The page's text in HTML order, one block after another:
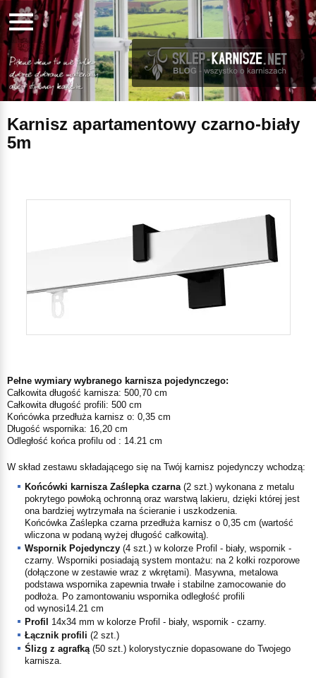
Karnisz apartamentowy czarno-biały
5m
Pełne wymiary wybranego karnisza pojedynczego:
Całkowita długość karnisza: 500,70 cm
Całkowita długość profili: 500 cm
Końcówka przedłuża karnisz o: 0,35 cm
Długość wspornika: 16,20 cm
Odległość końca profilu od : 14.21 cm
W skład zestawu składającego się na Twój karnisz pojedynczy wchodzą:
Końcówki karnisza Zaślepka czarna(2 szt.) wykonana z metalu
pokrytego powłoką ochronną oraz warstwą lakieru, dzięki której jest
ona bardziej wytrzymała na ścieranie i uszkodzenia.
Końcówka Zaślepka czarnaprzedłuża karnisz o 0,35 cm (wartość
wliczona w podaną wyżej długość całkowitą).
Wspornik Pojedynczy (4 szt.) w kolorze Profil - biały, wspornik -
czarny. Wsporniki posiadają system montażu: na 2 kołki rozporowe
(dołączone w zestawie wraz z wkrętami). Masywna, metalowa
podstawa wspornika zapewnia trwałe i stabilne zamocowanie do
podłoża. Po zamontowaniu wspornika odległość profili
od wynosi14.21 cm
Profil
14x34 mm w kolorze Profil - biały, wspornik - czarny.
Łącznik profili (2 szt.)
Ślizg z agrafką(50 szt.) kolorystycznie dopasowane do Twojego
karnisza.